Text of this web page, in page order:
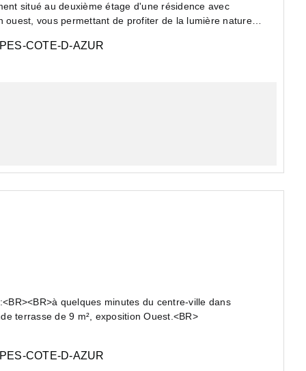
situé au deuxième étage d'une résidence avec
vous permettant de profiter de la lumière naturelle
COTE-D-AZUR
quelques minutes du centre-ville dans
terrasse de 9 m², exposition Ouest.<BR>
COTE-D-AZUR